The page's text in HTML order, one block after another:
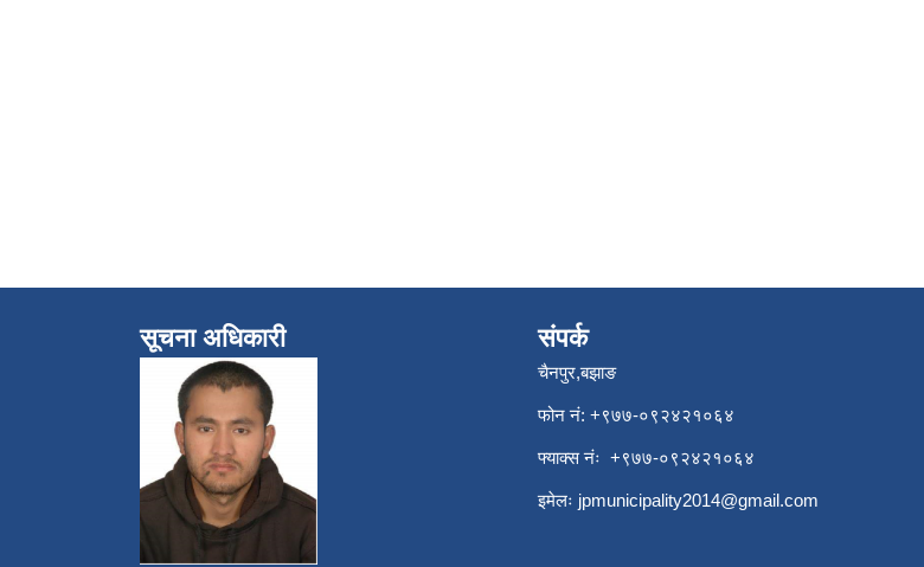
सूचना अधिकारी संपर्क
चैनपुर,बझाङ
फोन नं: ‍‌+९७७-०९२४२१०६४
फ्याक्स नंः +९७७-०९२४२१०६४
इमेलः jpmunicipality2014@gmail.com